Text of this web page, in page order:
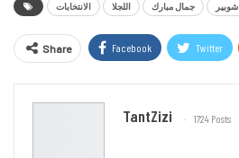
الانتخابات اللجلا جمال مبارك شوبير
Share Facebook Twitter
TantZizi 1724 Posts